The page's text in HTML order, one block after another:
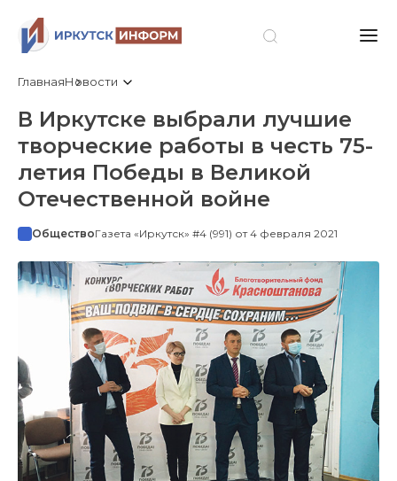
ГлавнаяНовости
В Иркутске выбрали лучшие
творческие работы в честь 75-
летия Победы в Великой
Отечественной войне
ОбществоГазета «Иркутск» #4 (991) от 4 февраля 2021